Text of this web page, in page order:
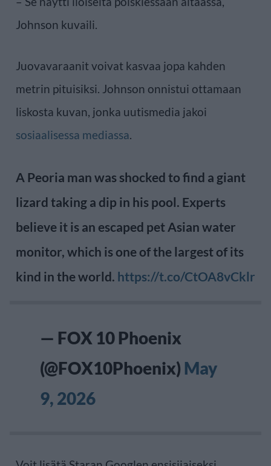
Johnson kuvaili.
Juovavaraanit voivat kasvaa jopa kahden
metrin pituisiksi. Johnson onnistui ottamaan
liskosta kuvan, jonka uutismedia jakoi
sosiaalisessa mediassa.
A Peoria man was shocked to find a giant
lizard taking a dip in his pool. Experts
believe it is an escaped pet Asian water
monitor, which is one of the largest of its
kind in the world. https://t.co/CtOA8vCklr
— FOX 10 Phoenix
(@FOX10Phoenix) May
9, 2026